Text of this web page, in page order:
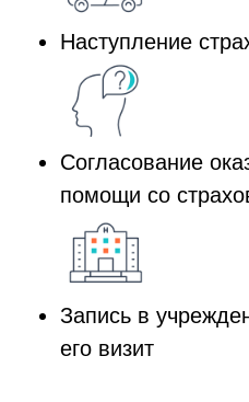
Наступление
Согласование
помощи со
Запись в
его визит